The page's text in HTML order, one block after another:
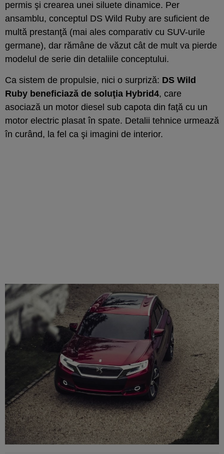
permis şi crearea unei siluete dinamice. Per
ansamblu, conceptul DS Wild Ruby are suficient de
multă prestanţă (mai ales comparativ cu SUV-urile
germane), dar rămâne de văzut cât de mult va pierde
modelul de serie din detaliile conceptului.
Ca sistem de propulsie, nici o surpriză: DS Wild
Ruby beneficiază de soluţia Hybrid4, care
asociază un motor diesel sub capota din faţă cu un
motor electric plasat în spate. Detalii tehnice urmează
în curând, la fel ca şi imagini de interior.